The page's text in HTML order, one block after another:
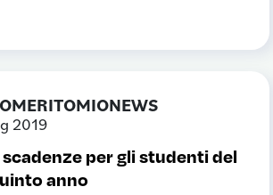
2019
per gli studenti del
anno